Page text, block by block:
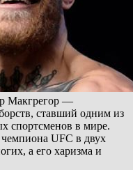
Макгрегор —
ставший одним из
спортсменов в мире.
чемпиона UFC в двух
а его харизма и